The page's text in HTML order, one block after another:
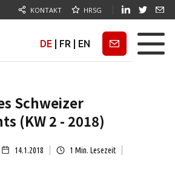
KONTAKT HRSG
DE FR EN Newsletter
Schweizer
(KW 2 - 2018)
14.1.2018 1 Min. Lesezeit